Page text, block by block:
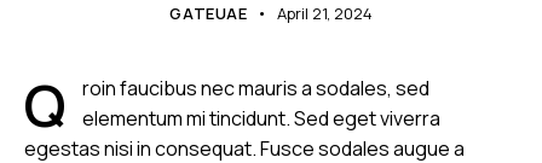
GATEUAE April 21, 2024
Q
roin faucibus nec mauris a sodales, sed
elementum mi tincidunt. Sed eget viverra
egestas nisi in consequat. Fusce sodales augue a